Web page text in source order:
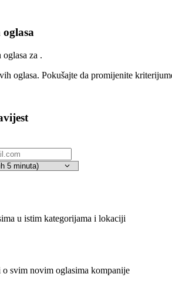
za .
oglasa. Pokušajte da promijenite
u istim kategorijama i lokaciji
svim novim oglasima kompanije